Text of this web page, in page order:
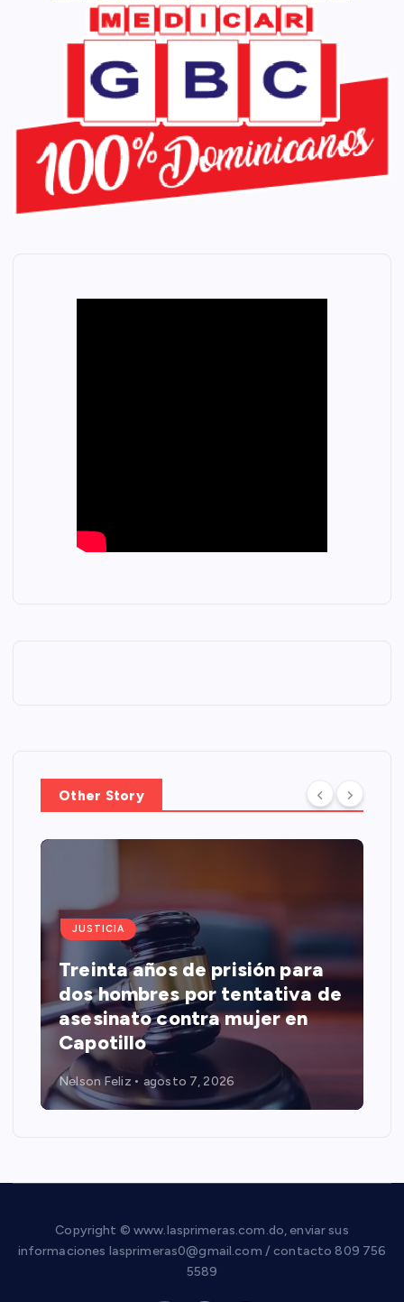
Other Story
JUSTICIA
Treinta años de prisión para
dos hombres por tentativa de
asesinato contra mujer en
Capotillo
Nelson Feliz agosto 7, 2026
Copyright © www.lasprimeras.com.do, enviar sus
informaciones lasprimeras0@gmail.com / contacto 809 756
5589